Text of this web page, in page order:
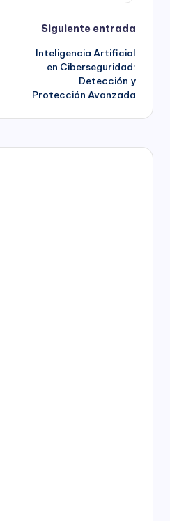
Siguiente entrada
Inteligencia Artificial
en Ciberseguridad:
Detección y
Protección Avanzada